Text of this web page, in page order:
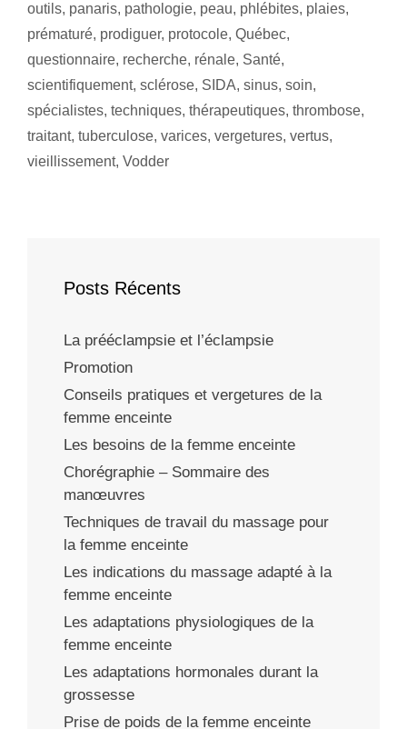
outils, panaris, pathologie, peau, phlébites, plaies,
prématuré, prodiguer, protocole, Québec,
questionnaire, recherche, rénale, Santé,
scientifiquement, sclérose, SIDA, sinus, soin,
spécialistes, techniques, thérapeutiques, thrombose,
traitant, tuberculose, varices, vergetures, vertus,
vieillissement, Vodder
Posts Récents
La prééclampsie et l’éclampsie
Promotion
Conseils pratiques et vergetures de la
femme enceinte
Les besoins de la femme enceinte
Chorégraphie – Sommaire des
manœuvres
Techniques de travail du massage pour
la femme enceinte
Les indications du massage adapté à la
femme enceinte
Les adaptations physiologiques de la
femme enceinte
Les adaptations hormonales durant la
grossesse
Prise de poids de la femme enceinte